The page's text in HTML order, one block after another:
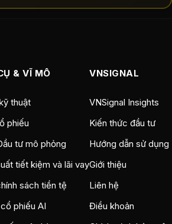
& VĨ MÔ
thuật
phiếu
tư mô phỏng
tiết kiệm và lãi vay
sách tiền tệ
phiếu AI
VNSIGNAL
VNSignal Insights
Kiến thức đầu tư
Hướng dẫn sử dụng
Giới thiệu
Liên hệ
Điều khoản